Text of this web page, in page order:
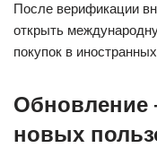
После верификации
открыть
покупок в
Обновление
новых